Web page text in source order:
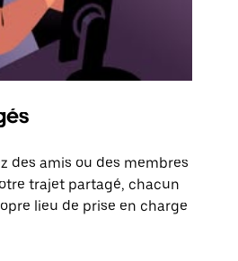
des amis ou des membres
trajet partagé, chacun
lieu de prise en charge